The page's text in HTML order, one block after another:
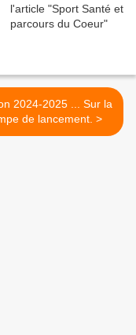
2024-2025 ... Sur la
rampe de lancement. >